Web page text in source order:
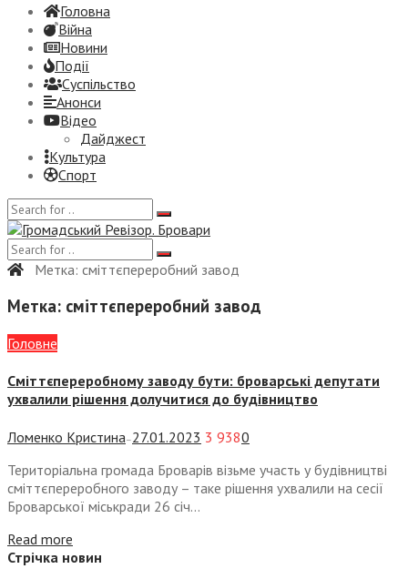
Головна
Війна
Новини
Події
Суспiльство
Анонси
Відео
Дайджест
Культура
Спорт
Метка: сміттєпереробний завод
Метка: сміттєпереробний завод
Головне
Сміттєпереробному заводу бути: броварські депутати
ухвалили рішення долучитися до будівництво
Ломенко Кристина — 27.01.2023 3 9380
Територіальна громада Броварів візьме участь у будівництві
сміттєпереробного заводу – таке рішення ухвалили на сесії
Броварської міськради 26 січ...
Read more
Стрічка новин